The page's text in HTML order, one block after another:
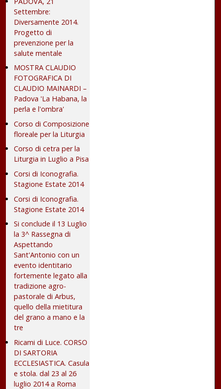
Settembre:
Diversamente 2014.
Progetto di
prevenzione per la
salute mentale
MOSTRA CLAUDIO
FOTOGRAFICA DI
CLAUDIO MAINARDI –
Padova 'La Habana, la
perla e l'ombra'
Corso di Composizione
floreale per la Liturgia
Corso di cetra per la
Liturgia in Luglio a Pisa
Corsi di Iconografia.
Stagione Estate 2014
Corsi di Iconografia.
Stagione Estate 2014
Si conclude il 13 Luglio
la 3^ Rassegna di
Aspettando
Sant'Antonio con un
evento identitario
fortemente legato alla
tradizione agro-
pastorale di Arbus,
quello della mietitura
del grano a mano e la
tre
Ricami di Luce. CORSO
DI SARTORIA
ECCLESIASTICA. Casula
e stola. dal 23 al 26
luglio 2014 a Roma